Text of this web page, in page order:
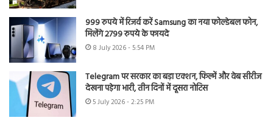
999 रुपये में रिजर्व करें Samsung का नया फोल्डेबल फोन,
मिलेंगे 2799 रुपये के फायदे
8 July 2026 - 5:54 PM
Telegram पर सरकार का बड़ा एक्शन, फिल्में और वेब सीरीज
देखना पड़ेगा भारी, तीन दिनों में दूसरा नोटिस
5 July 2026 - 2:25 PM